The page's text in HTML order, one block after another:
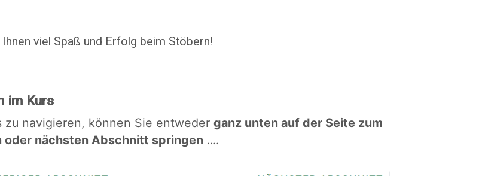
viel Spaß und Erfolg beim Stöbern!
im Kurs
zu navigieren, können Sie entwederganz unten auf der Seite zum
oder nächsten Abschnitt springen ....